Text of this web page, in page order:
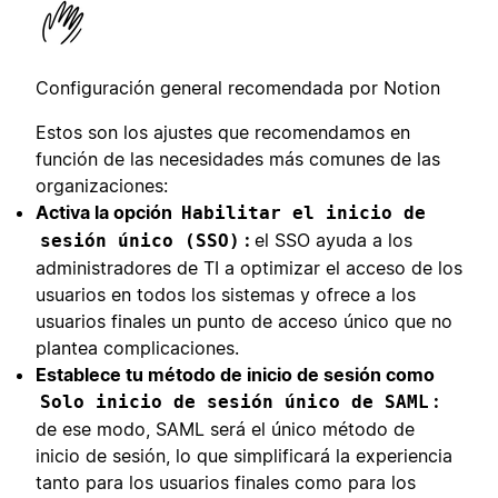
Configuración general recomendada por Notion
Estos son los ajustes que recomendamos en
función de las necesidades más comunes de las
organizaciones:
Activa la opción Habilitar el inicio de
sesión único (SSO) : el SSO ayuda a los
administradores de TI a optimizar el acceso de los
usuarios en todos los sistemas y ofrece a los
usuarios finales un punto de acceso único que no
plantea complicaciones.
Establece tu método de inicio de sesión como
Solo inicio de sesión único de SAML :
de ese modo, SAML será el único método de
inicio de sesión, lo que simplificará la experiencia
tanto para los usuarios finales como para los